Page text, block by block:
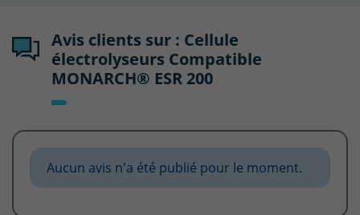
Avis clients sur : Cellule
électrolyseurs Compatible
MONARCH® ESR 200
Aucun avis n'a été publié pour le moment.